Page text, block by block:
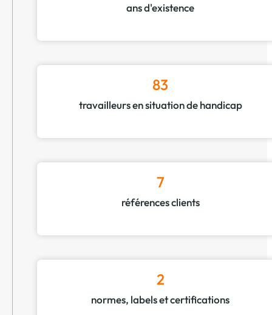
ans d'existence
83
travailleurs en situation de handicap
7
références clients
2
normes, labels et certifications